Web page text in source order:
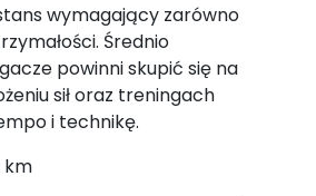
wymagający zarówno
Średnio
powinni skupić się na
sił oraz treningach
i technikę.
km